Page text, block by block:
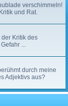
verschimmeln!
und Rat.
der Kritik des
...
durch meine
Adjektivs aus?